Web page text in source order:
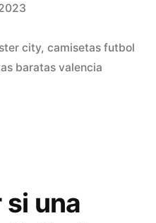
city, camisetas futbol
baratas valencia
una